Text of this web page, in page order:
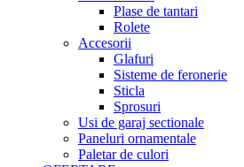
Plase de tantari
Rolete
Accesorii
Glafuri
Sisteme de feronerie
Sticla
Sprosuri
Usi de garaj sectionale
Paneluri ornamentale
Paletar de culori